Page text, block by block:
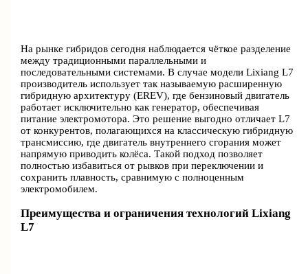
На рынке гибридов сегодня наблюдается чёткое разделение
между традиционными параллельными и
последовательными системами. В случае модели Lixiang L7
производитель использует так называемую расширенную
гибридную архитектуру (EREV), где бензиновый двигатель
работает исключительно как генератор, обеспечивая
питание электромотора. Это решение выгодно отличает L7
от конкурентов, полагающихся на классическую гибридную
трансмиссию, где двигатель внутреннего сгорания может
напрямую приводить колёса. Такой подход позволяет
полностью избавиться от рывков при переключении и
сохранить плавность, сравнимую с полноценным
электромобилем.
Преимущества и ограничения технологий Lixiang
L7